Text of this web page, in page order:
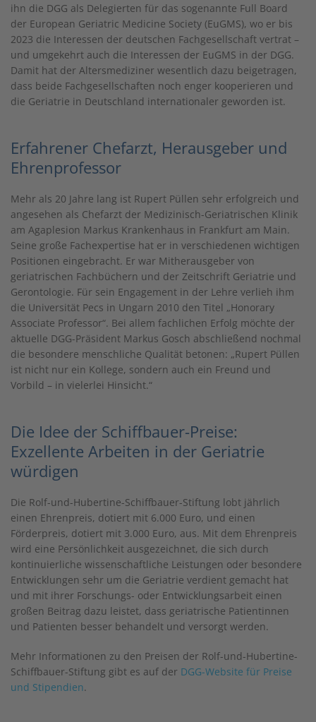
ihn die DGG als Delegierten für das sogenannte Full Board
der European Geriatric Medicine Society (EuGMS), wo er bis
2023 die Interessen der deutschen Fachgesellschaft vertrat –
und umgekehrt auch die Interessen der EuGMS in der DGG.
Damit hat der Altersmediziner wesentlich dazu beigetragen,
dass beide Fachgesellschaften noch enger kooperieren und
die Geriatrie in Deutschland internationaler geworden ist.
Erfahrener Chefarzt, Herausgeber und
Ehrenprofessor
Mehr als 20 Jahre lang ist Rupert Püllen sehr erfolgreich und
angesehen als Chefarzt der Medizinisch-Geriatrischen Klinik
am Agaplesion Markus Krankenhaus in Frankfurt am Main.
Seine große Fachexpertise hat er in verschiedenen wichtigen
Positionen eingebracht. Er war Mitherausgeber von
geriatrischen Fachbüchern und der Zeitschrift Geriatrie und
Gerontologie. Für sein Engagement in der Lehre verlieh ihm
die Universität Pecs in Ungarn 2010 den Titel „Honorary
Associate Professor“. Bei allem fachlichen Erfolg möchte der
aktuelle DGG-Präsident Markus Gosch abschließend nochmal
die besondere menschliche Qualität betonen: „Rupert Püllen
ist nicht nur ein Kollege, sondern auch ein Freund und
Vorbild – in vielerlei Hinsicht.“
Die Idee der Schiffbauer-Preise:
Exzellente Arbeiten in der Geriatrie
würdigen
Die Rolf-und-Hubertine-Schiffbauer-Stiftung lobt jährlich
einen Ehrenpreis, dotiert mit 6.000 Euro, und einen
Förderpreis, dotiert mit 3.000 Euro, aus. Mit dem Ehrenpreis
wird eine Persönlichkeit ausgezeichnet, die sich durch
kontinuierliche wissenschaftliche Leistungen oder besondere
Entwicklungen sehr um die Geriatrie verdient gemacht hat
und mit ihrer Forschungs- oder Entwicklungsarbeit einen
großen Beitrag dazu leistet, dass geriatrische Patientinnen
und Patienten besser behandelt und versorgt werden.
Mehr Informationen zu den Preisen der Rolf-und-Hubertine-
Schiffbauer-Stiftung gibt es auf der DGG-Website für Preise
und Stipendien.